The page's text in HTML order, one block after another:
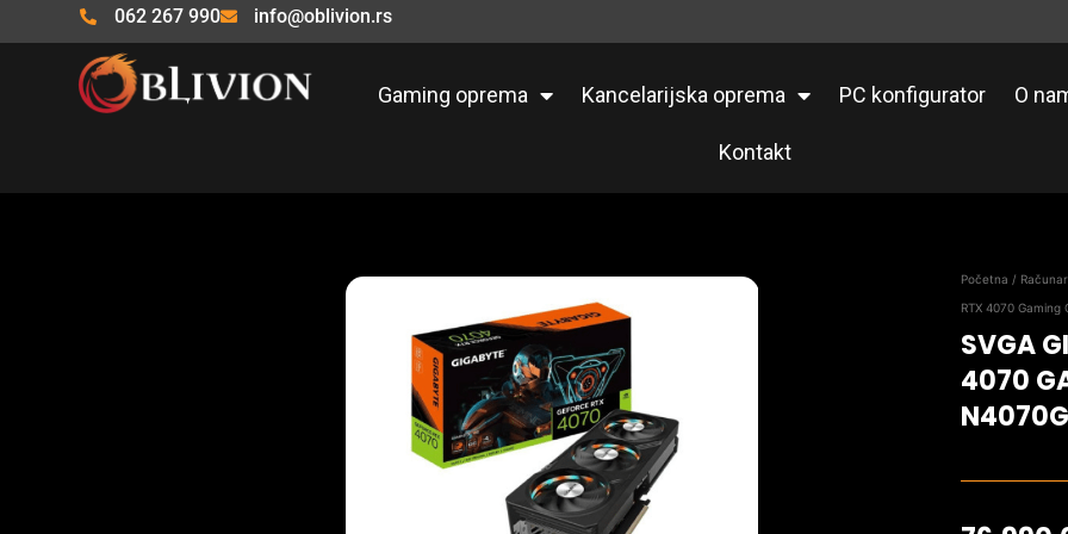
na
062 267 990 info@oblivion.rs
Gaming oprema Kancelarijska oprema PC konfigurator O
Kontakt
Početna /
RTX 4070 Gaming
SVGA
4070